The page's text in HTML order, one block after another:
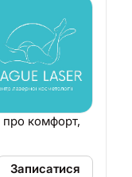
про комфорт,
Записатися